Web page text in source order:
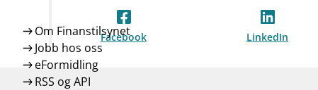
Facebook LinkedIn
Om Finanstilsynet
Jobb hos oss
eFormidling
RSS og API